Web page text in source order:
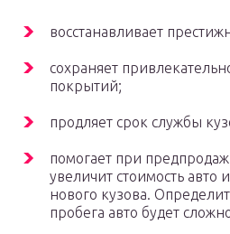
восстанавливает
сохраняет
покрытий;
продляет срок службы
помогает при
увеличит стоимость авто
нового кузова.
пробега авто будет